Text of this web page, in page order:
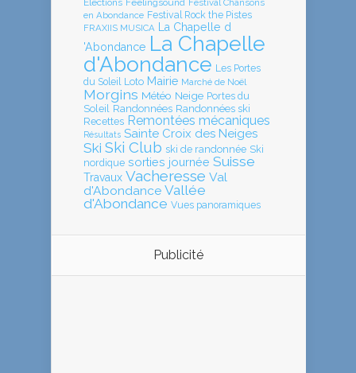
Elections Feelingsound Festival Chansons
en Abondance Festival Rock the Pistes
FRAXIIS MUSICA La Chapelle d
'Abondance La Chapelle
d'Abondance Les Portes
du Soleil Loto Mairie Marché de Noël
Morgins Météo Neige Portes du
Soleil Randonnées Randonnées ski
Recettes Remontées mécaniques
Résultats Sainte Croix des Neiges
Ski Ski Club ski de randonnée Ski
nordique sorties journée Suisse
Travaux Vacheresse Val
d'Abondance Vallée
d'Abondance Vues panoramiques
Publicité